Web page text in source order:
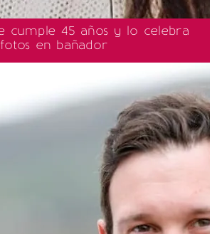
cumple 45 años y lo celebra
en bañador